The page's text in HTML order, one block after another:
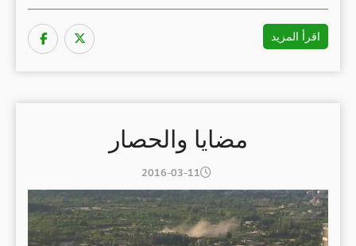
اقرأ المزيد
مضايا والحصار
2016-03-11